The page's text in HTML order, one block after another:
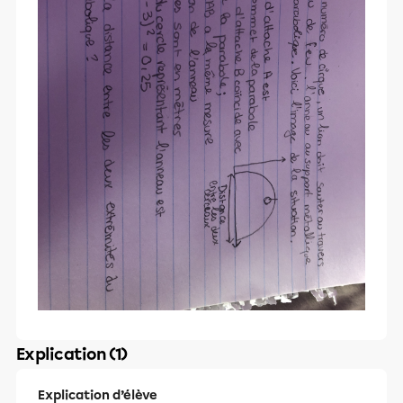
Explication (1)
Explication d’élève